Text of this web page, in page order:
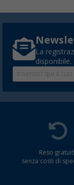
La
Reso
senza costi di